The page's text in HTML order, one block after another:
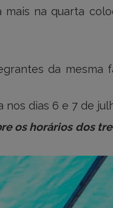
na quarta
da mesma
dias 6 e 7 de
os horários dos